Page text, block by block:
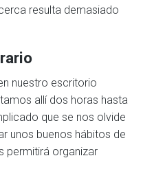
resulta demasiado
nuestro escritorio
allí dos horas hasta
que se nos olvide
unos buenos hábitos de
permitirá organizar